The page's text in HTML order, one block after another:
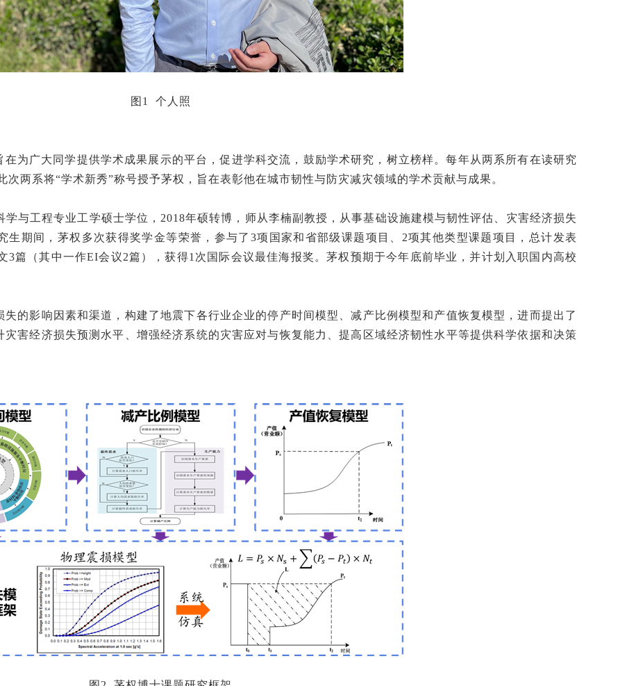
图1 个人照
为广大同学提供学术成果展示的平台，促进学科交流，鼓励学术研究，树立榜样。每年从两系所有在读研究
次两系将“学术新秀”称号授予茅权，旨在表彰他在城市韧性与防灾减灾领域的学术贡献与成果。
与工程专业工学硕士学位，2018年硕转博，师从李楠副教授，从事基础设施建模与韧性评估、灾害经济损失
生期间，茅权多次获得奖学金等荣誉，参与了3项国家和省部级课题项目、2项其他类型课题项目，总计发表
3篇（其中一作EI会议2篇），获得1次国际会议最佳海报奖。茅权预期于今年底前毕业，并计划入职国内高校
的影响因素和渠道，构建了地震下各行业企业的停产时间模型、减产比例模型和产值恢复模型，进而提出了
害经济损失预测水平、增强经济系统的灾害应对与恢复能力、提高区域经济韧性水平等提供科学依据和决策